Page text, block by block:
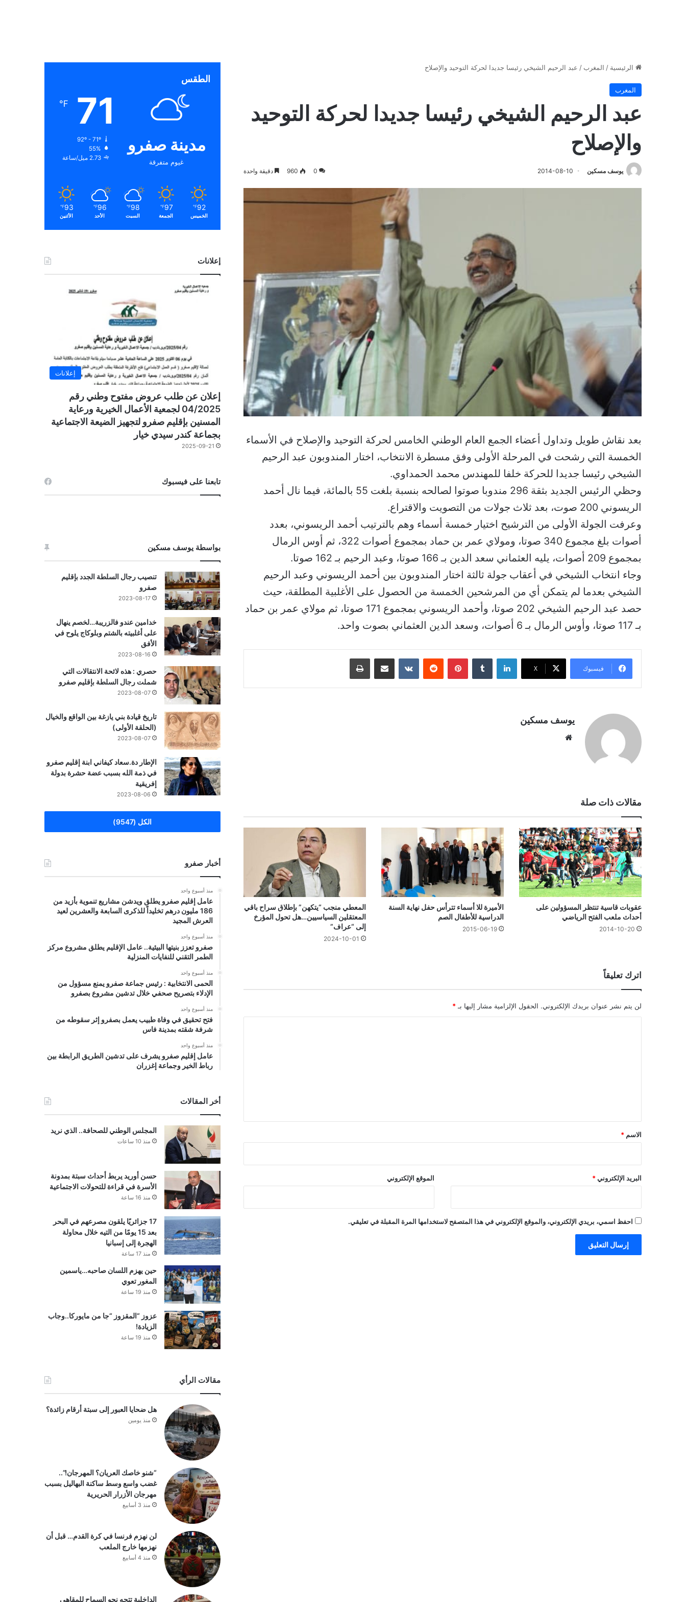
الرئيسية / المغرب / عبد الرحيم الشيخي رئيسا جديدا لحركة التوحيد والإصلاح
المغرب
عبد الرحيم الشيخي رئيسا جديدا لحركة التوحيد
والإصلاح
يوسف مسكين 2014-08-10
0
960 دقيقة واحدة
بعد نقاش طويل وتداول أعضاء الجمع العام الوطني الخامس لحركة التوحيد والإصلاح في الأسماء
الخمسة التي رشحت في المرحلة الأولى وفق مسطرة الانتخاب، اختار المندوبون عبد الرحيم
الشيخي رئيسا جديدا للحركة خلفا للمهندس محمد الحمداوي.
وحظي الرئيس الجديد بثقة 296 مندوبا صوتوا لصالحه بنسبة بلغت 55 بالمائة، فيما نال أحمد
الريسوني 200 صوت، بعد ثلاث جولات من التصويت والاقتراع.
وعرفت الجولة الأولى من الترشيح اختيار خمسة أسماء وهم بالترتيب أحمد الريسوني، بعدد
أصوات بلغ مجموع 340 صوتا، ومولاي عمر بن حماد بمجموع أصوات 322، ثم أوس الرمال
بمجموع 209 أصوات، يليه العثماني سعد الدين بـ 166 صوتا، وعبد الرحيم بـ 162 صوتا.
وجاء انتخاب الشيخي في أعقاب جولة ثالثة اختار المندوبون بين أحمد الريسوني وعبد الرحيم
الشيخي بعدما لم يتمكن أي من المرشحين الخمسة من الحصول على الأغلبية المطلقة، حيث
حصد عبد الرحيم الشيخي 202 صوتا، وأحمد الريسوني بمجموع 171 صوتا، ثم مولاي عمر بن حماد
بـ 117 صوتا، وأوس الرمال بـ 6 أصوات، وسعد الدين العثماني بصوت واحد.
فيسبوك ‫X
لينكدإن بينتيريست مشاركة عبر البريد طباعة
يوسف مسكين
مقالات ذات صلة
عقوبات قاسية تنتظر المسؤولين على
أحداث ملعب الفتح الرياضي
2014-10-20
الأميرة للا أسماء تترأس حفل نهاية السنة
الدراسية للأطفال الصم
2015-06-19
المعطي منجب “يتكهن” بإطلاق سراح باقي
المعتقلين السياسيين…هل تحول المؤرخ
إلى “عراف”
2024-10-01
اترك تعليقاً
لن يتم نشر عنوان بريدك الإلكتروني. الحقول الإلزامية مشار إليها بـ *
*
الاسم *
البريد الإلكتروني * الموقع الإلكتروني
احفظ اسمي، بريدي الإلكتروني، والموقع الإلكتروني في هذا المتصفح لاستخدامها المرة المقبلة في تعليقي.
الطقس
مدينة صفرو
غيوم متفرقة
71
℉
92º - 71º
55%
2.73 ميل/ساعة
92
℉
الخميس
97
℉
الجمعة
98
℉
السبت
96
℉
الأحد
93
℉
الأثنين
إعلانات
إعلانات
إعلان عن طلب عروض مفتوح وطني رقم
04/2025 لجمعية الأعمال الخيرية ورعاية
المسنين بإقليم صفرو لتجهيز الضيعة الاجتماعية
بجماعة كندر سيدي خيار
2025-09-21
تابعنا على فيسبوك
بواسطة يوسف مسكين
تنصيب رجال السلطة الجدد بإقليم
صفرو
2023-08-17
خدامين عندو فالزريبة…لخصم ينهال
على أغلبيته بالشتم وبلوكاج يلوح في
الأفق
2023-08-16
حصري : هذه لائحة الانتقالات التي
شملت رجال السلطة بإقليم صفرو
2023-08-07
تاريخ قيادة بني يازغة بين الواقع والخيال
(الحلقة الأولى)
2023-08-07
الإطار دة.سعاد كيفاني ابنة إقليم صفرو
في ذمة الله بسبب عضة حشرة بدولة
إفريقية
2023-08-06
الكل (9547)
أخبار صفرو
منذ أسبوع واحد
عامل إقليم صفرو يطلق ويدشن مشاريع تنموية بأزيد من
186 مليون درهم تخليداً للذكرى السابعة والعشرين لعيد
العرش المجيد
منذ أسبوع واحد
صفرو تعزز بنيتها البيئية.. عامل الإقليم يطلق مشروع مركز
الطمر التقني للنفايات المنزلية
منذ أسبوع واحد
الحمى الانتخابية : رئيس جماعة صفرو يمنع مسؤول من
الإدلاء بتصريح صحفي خلال تدشين مشروع بصفرو
منذ أسبوع واحد
فتح تحقيق في وفاة طبيب يعمل بصفرو إثر سقوطه من
شرفة شقته بمدينة فاس
منذ أسبوع واحد
عامل إقليم صفرو يشرف على تدشين الطريق الرابطة بين
رباط الخير وجماعة إغزران
أخر المقالات
المجلس الوطني للصحافة.. الذي نريد
منذ 10 ساعات
حسن أوريد يربط أحداث سبتة بمدونة
الأسرة في قراءة للتحولات الاجتماعية
منذ 16 ساعة
17 جزائريًا يلقون مصرعهم في البحر
بعد 15 يومًا من التيه خلال محاولة
الهجرة إلى إسبانيا
منذ 17 ساعة
حين يهزم اللسان صاحبه…ياسمين
المغور تعوي
منذ 19 ساعة
عزوز “المقزوز “جا من مايوركا..وجاب
الزيادة!
منذ 19 ساعة
مقالات الرأي
هل ضحايا العبور إلى سبتة أرقام زائدة؟
منذ يومين
“شنو خاصك العريان؟ المهرجان!”..
غضب واسع وسط ساكنة البهاليل بسبب
مهرجان الأزرار الحريرية
منذ 3 أسابيع
لن نهزم فرنسا في كرة القدم… قبل أن
نهزمها خارج الملعب
منذ 4 أسابيع
الداخلية تتجه نحو السماح للمقاهي